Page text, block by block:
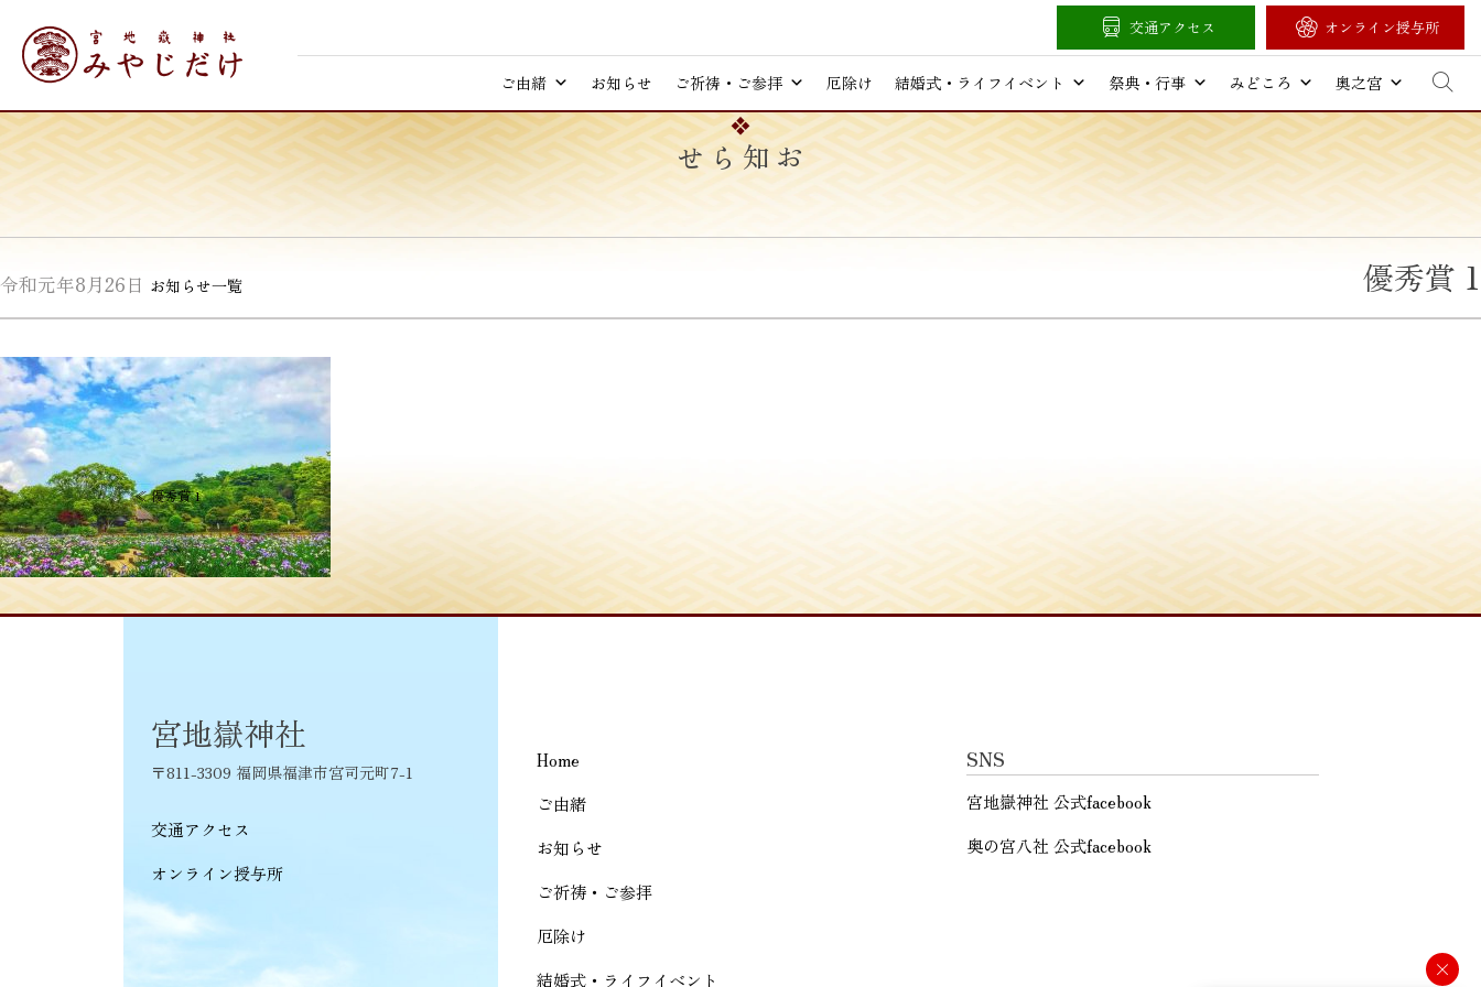
content
ご由緒 お知らせ ご祈祷・ご参拝 厄除け 結婚式・ライフイベント 祭典・行事 みどころ 奥之宮
交通アクセス オンライン授与所
お知らせ
令和元年8月26日 お知らせ一覧 優秀賞 1
投
稿
ナ
ビ
シ
ョ
ン
≪優秀賞 1
Home
ご由緒
お知らせ
ご祈祷・ご参拝
厄除け
結婚式・ライフイベント
SNS
宮地嶽神社 公式facebook
奥の宮八社 公式facebook
宮地嶽神社
〒811-3309 福岡県福津市宮司元町7-1
交通アクセス
オンライン授与所
×